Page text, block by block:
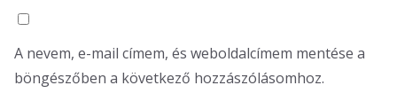
A nevem, e-mail címem, és weboldalcímem mentése a
böngészőben a következő hozzászólásomhoz.